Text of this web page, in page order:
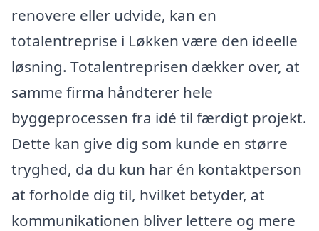
renovere eller udvide, kan en
totalentreprise i Løkken være den ideelle
løsning. Totalentreprisen dækker over, at
samme firma håndterer hele
byggeprocessen fra idé til færdigt projekt.
Dette kan give dig som kunde en større
tryghed, da du kun har én kontaktperson
at forholde dig til, hvilket betyder, at
kommunikationen bliver lettere og mere